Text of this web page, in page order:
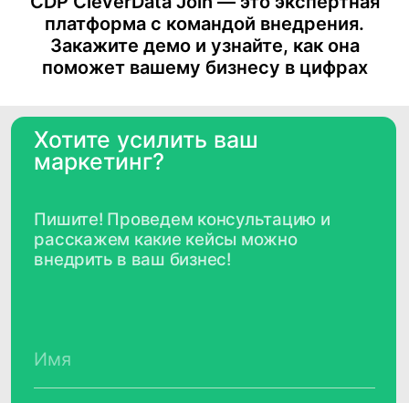
платформа с командой внедрения.
Закажите демо и узнайте, как она
поможет вашему бизнесу в цифрах